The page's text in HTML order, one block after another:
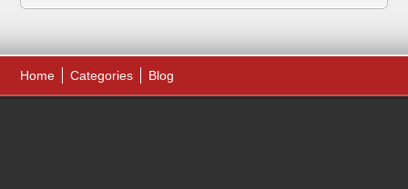
Home Categories Blog